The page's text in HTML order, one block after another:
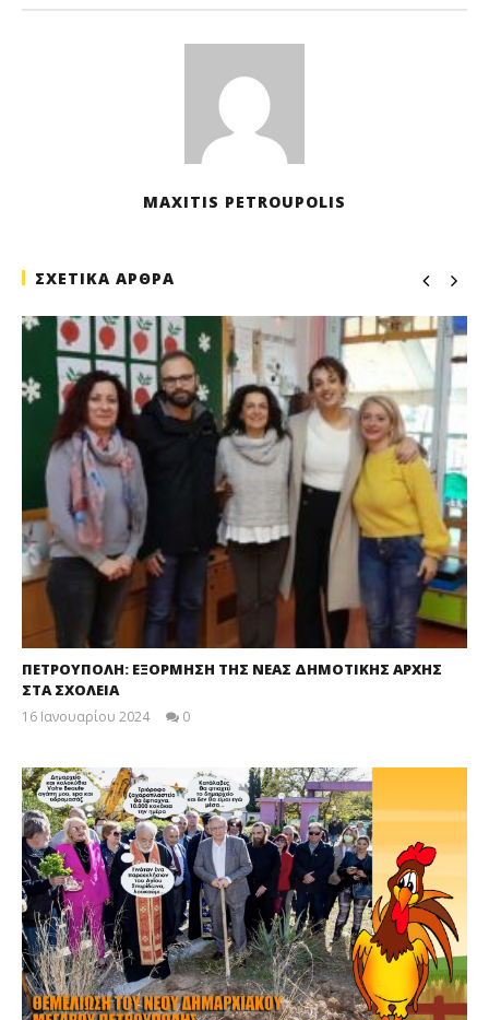
MAXITIS PETROUPOLIS
ΣΧΕΤΙΚΑ ΑΡΘΡΑ
ΠΕΤΡΟΥΠΟΛΗ: ΕΞΟΡΜΗΣΗ ΤΗΣ ΝΕΑΣ ΔΗΜΟΤΙΚΗΣ ΑΡΧΗΣ
ΣΤΑ ΣΧΟΛΕΙΑ
16 Ιανουαρίου 2024
0